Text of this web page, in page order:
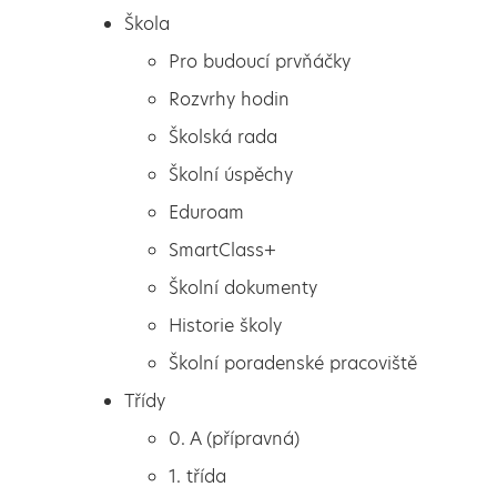
Pro budoucí prvňáčky
Rozvrhy hodin
Školská rada
Škola
Pro budoucí prvňáčky
Rozvrhy hodin
Školská rada
Školní úspěchy
Eduroam
SmartClass+
Školní dokumenty
Historie školy
Školní poradenské pracoviště
Třídy
0. A (přípravná)
1. třída
Přáníčko